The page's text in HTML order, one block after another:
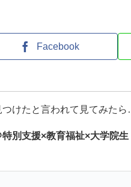
Facebook
けたと言われて見てみたら
別支援×教育福祉×大学院生